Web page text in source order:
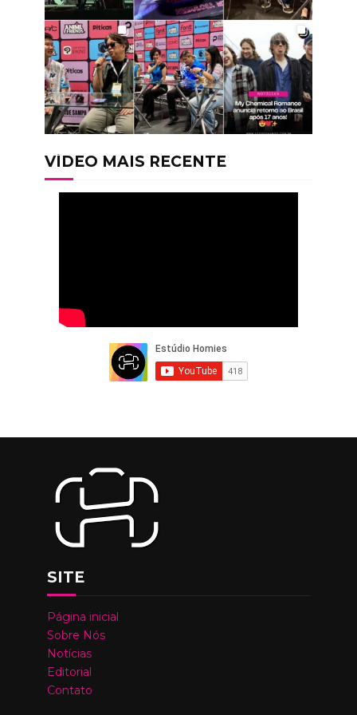
VÍDEO MAIS RECENTE
SITE
Página inicial
Sobre Nós
Notícias
Editorial
Contato